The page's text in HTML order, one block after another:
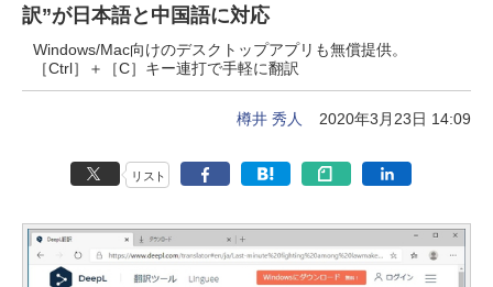
訳”が日本語と中国語に対応
Windows/Mac向けのデスクトップアプリも無償提供。
［Ctrl］＋［C］キー連打で手軽に翻訳
樽井 秀人 2020年3月23日 14:09
リスト